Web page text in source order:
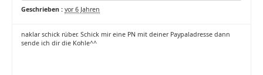
Geschrieben : vor 6 Jahren
naklar schick rüber. Schick mir eine PN mit deiner Paypaladresse dann
sende ich dir die Kohle^^